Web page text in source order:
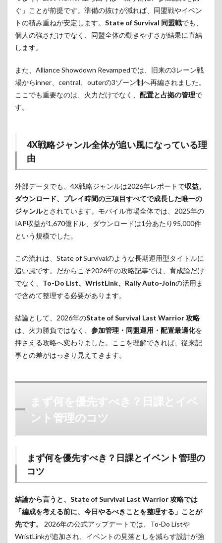
ぐ」ことが前提です。準備の抜けが減れば、同盟戦やイベン
トの積み重ねが安定します。 State of Survival 同盟戦でも、
個人の強さだけでなく、同盟全体の動きやすさが結果に直結
します。
また、Alliance Showdown Revampedでは、旧来の3レーン戦
場からinner、central、outerの3ゾーン制へ再編されました。
ここでも重要なのは、火力だけでなく、 配置と占拠の管理で
す。
4X戦略ジャンル全体が追い風になっている理
由
外部データでも、4X戦略ジャンルは2026年レポートで収益、
ダウンロード、プレイ時間の三項目すべてで成長した唯一の
ジャンルとされています。モバイル市場全体では、2025年の
IAP収益が1,670億ドル、ダウンロードは1分あたり95,000件
という規模でした。
この流れは、State of Survivalのような長期運用型タイトルに
追い風です。だからこそ2026年の攻略記事では、育成論だけ
でなく、 To-Do List、WristLink、Rally Auto-Joinの活用ま
で含めて整理する必要があります。
結論として、2026年のState of Survival Last Warrior 攻略
は、火力勝負ではなく、 参加管理・同盟運用・配置最適化を
押さえる攻略へ変わりました。ここを理解できれば、従来記
事との差がはっきり見えてきます。
まず何を優先すべき？日課とイベ
ント管理のコツ
まず何を優先すべき？日課とイベント管理の
コツ
結論から言うと、State of Survival Last Warrior 攻略では
「編成を考える前に、今日やるべきことを整理する」ことが
先です。
2026年の公式アップデートでは、To-Do Listや
WristLinkが追加され、イベントの見落としを減らす設計が強